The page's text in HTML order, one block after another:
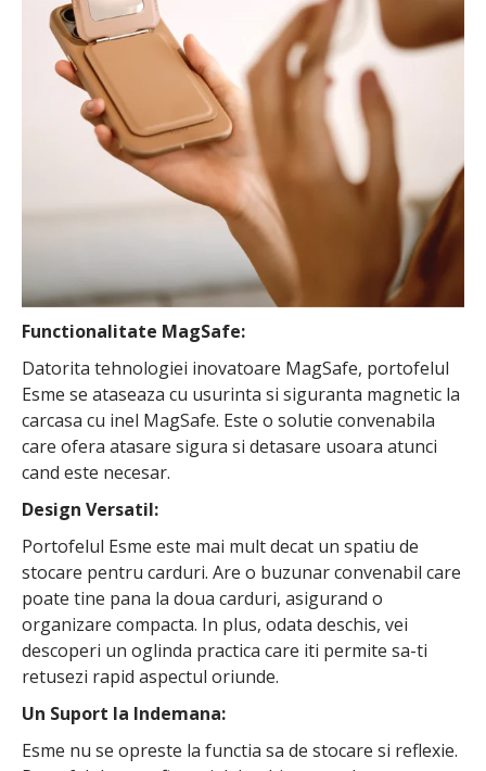
Functionalitate MagSafe:
Datorita tehnologiei inovatoare MagSafe, portofelul
Esme se ataseaza cu usurinta si siguranta magnetic la
carcasa cu inel MagSafe. Este o solutie convenabila
care ofera atasare sigura si detasare usoara atunci
cand este necesar.
Design Versatil:
Portofelul Esme este mai mult decat un spatiu de
stocare pentru carduri. Are o buzunar convenabil care
poate tine pana la doua carduri, asigurand o
organizare compacta. In plus, odata deschis, vei
descoperi un oglinda practica care iti permite sa-ti
retusezi rapid aspectul oriunde.
Un Suport la Indemana:
Esme nu se opreste la functia sa de stocare si reflexie.